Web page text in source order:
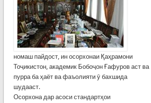
номаш пайдост, ин осорхонаи Қаҳрамони
Тоҷикистон, академик Бобоҷон Ғафуров аст ва
пурра ба ҳаёт ва фаъолияти ӯ бахшида
шудааст.
Осорхона дар асоси стандартҳои